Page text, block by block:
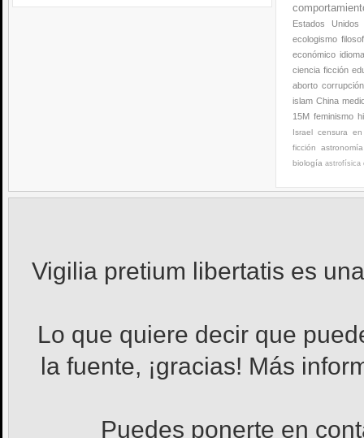
Estados Unidos
ecologismo
económico idioma
ciencia ficción
aborto corrupción
islam China
15M feminismo
Israel
censura
ficción
astronomía
biología astrofísica
Vigilia pretium libertatis es
Lo que quiere decir que
la fuente, ¡gracias! Más
Puedes ponerte en